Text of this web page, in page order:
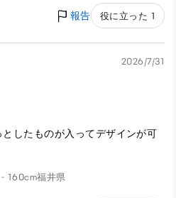
報告 役に立った 1
2026/7/31
したものが入ってデザインが可
160cm福井県